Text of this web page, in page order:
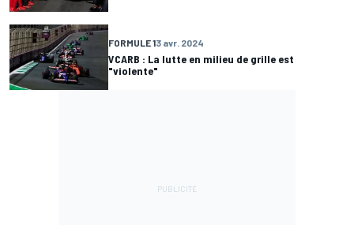
FORMULE 13 avr. 2024
VCARB : La lutte en milieu de grille est
"violente"